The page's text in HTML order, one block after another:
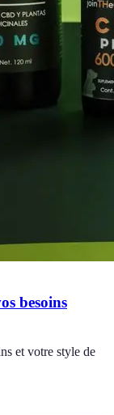
besoins
et votre style de